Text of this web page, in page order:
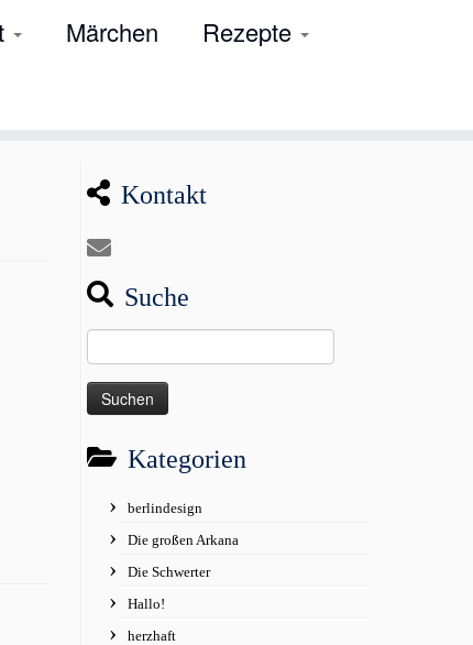
Märchen
Rezepte
Kontakt
Suche
nach:
Kategorien
berlindesign
Die großen Arkana
Die Schwerter
Hallo!
herzhaft